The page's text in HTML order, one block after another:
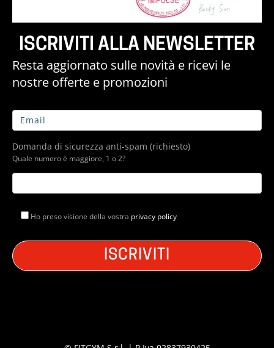
ISCRIVITI ALLA NEWSLETTER
Resta aggiornato sulle novità e ricevi le
nostre offerte e promozioni
Domanda di sicurezza anti-spam (richiesto)
Quale numero è maggiore, 1 o 2?
Ho preso visione della vostra privacy policy